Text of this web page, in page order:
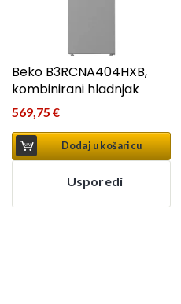
Beko B3RCNA404HXB,
kombinirani hladnjak
569,75 €
Dodaj u košaricu
Usporedi